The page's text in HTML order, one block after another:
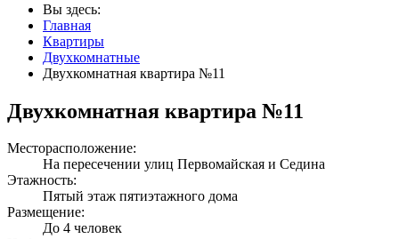
Вы здесь:
Главная
Квартиры
Двухкомнатные
Двухкомнатная квартира №11
Двухкомнатная квартира №11
Месторасположение:
На пересечении улиц Первомайская и Седина
Этажность:
Пятый этаж пятиэтажного дома
Размещение:
До 4 человек